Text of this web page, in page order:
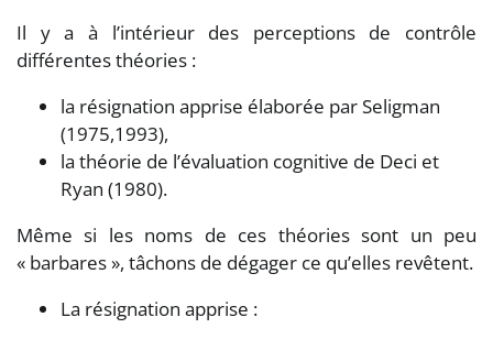
Il y a à l’intérieur des perceptions de contrôle
différentes théories :
la résignation apprise élaborée par Seligman
(1975,1993),
la théorie de l’évaluation cognitive de Deci et
Ryan (1980).
Même si les noms de ces théories sont un peu
« barbares », tâchons de dégager ce qu’elles revêtent.
La résignation apprise :